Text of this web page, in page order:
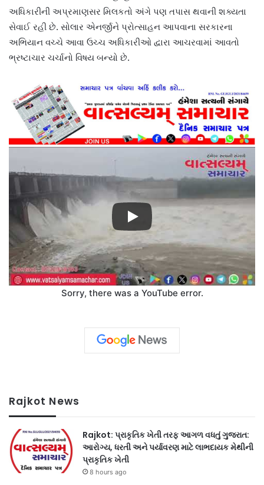
અધિકારીની અપ્રમાણસર મિલકતો અંગે પણ તપાસ થવાની શક્યતા
સેવાઈ રહી છે. સોલાર એનર્જીને પ્રોત્સાહન આપવાના સરકારના
અભિયાન વચ્ચે આવા ઉચ્ચ અધિકારીઓ દ્વારા આચરવામાં આવતો
ભ્રષ્ટાચાર ચર્ચાનો વિષય બન્યો છે.
Sorry, there was a YouTube error.
Rajkot News
Rajkot: પ્રાકૃતિક ખેતી તરફ આગળ વધતું ગુજરાત:
આરોગ્ય, ધરતી અને પર્યાવરણ માટે લાભદાયક મેથીની
પ્રાકૃતિક ખેતી
8 hours ago